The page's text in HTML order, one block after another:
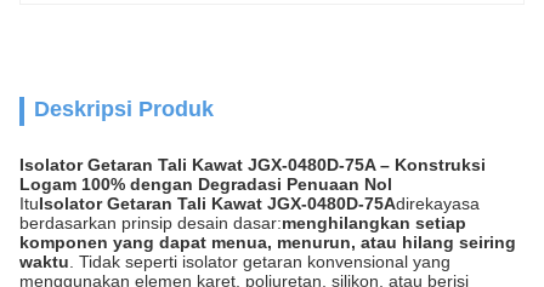
Deskripsi Produk
Isolator Getaran Tali Kawat JGX-0480D-75A – Konstruksi
Logam 100% dengan Degradasi Penuaan Nol
ItuIsolator Getaran Tali Kawat JGX-0480D-75Adirekayasa
berdasarkan prinsip desain dasar:menghilangkan setiap
komponen yang dapat menua, menurun, atau hilang seiring
waktu . Tidak seperti isolator getaran konvensional yang
menggunakan elemen karet, poliuretan, silikon, atau berisi